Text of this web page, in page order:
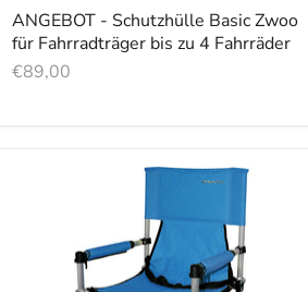
ANGEBOT - Schutzhülle Basic Zwoo
für Fahrradträger bis zu 4 Fahrräder
€89,00